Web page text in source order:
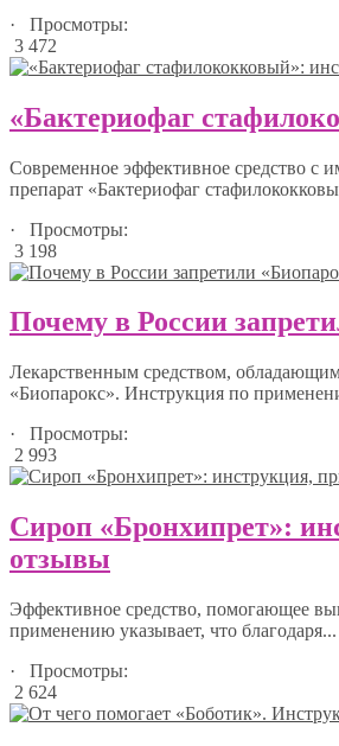
· Просмотры:
3 472
«Бактериофаг
Современное эффективное средство с
препарат «Бактериофаг
· Просмотры:
3 198
Почему в России
Лекарственным средством,
«Биопарокс». Инструкция по
· Просмотры:
2 993
Сироп «Бронхипрет»:
отзывы
Эффективное средство, помогающее
применению указывает, что благодаря...
· Просмотры:
2 624